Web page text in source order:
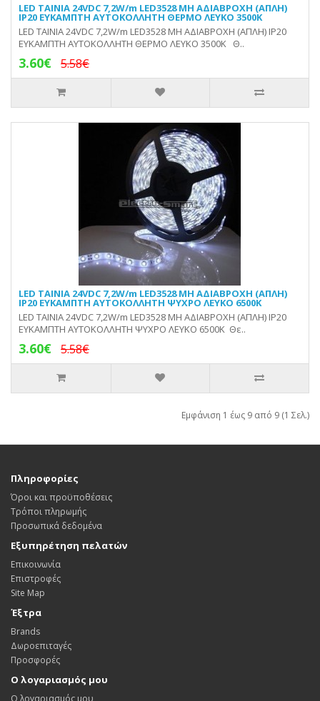
LED ΤΑΙΝΙΑ 24VDC 7,2W/m LED3528 ΜΗ ΑΔΙΑΒΡΟΧH (ΑΠΛH)
IP20 ΕΥΚΑΜΠΤΗ ΑΥΤΟΚΟΛΛΗΤΗ ΘΕΡΜΟ ΛΕΥΚΟ 3500Κ
LED ΤΑΙΝΙΑ 24VDC 7,2W/m LED3528 ΜΗ ΑΔΙΑΒΡΟΧH (ΑΠΛH) IP20
ΕΥΚΑΜΠΤΗ ΑΥΤΟΚΟΛΛΗΤΗ ΘΕΡΜΟ ΛΕΥΚΟ 3500Κ Θ..
3.60€ 5.58€
LED ΤΑΙΝΙΑ 24VDC 7,2W/m LED3528 ΜΗ ΑΔΙΑΒΡΟΧH (ΑΠΛH)
IP20 ΕΥΚΑΜΠΤΗ ΑΥΤΟΚΟΛΛΗΤΗ ΨΥΧΡΟ ΛΕΥΚΟ 6500Κ
LED ΤΑΙΝΙΑ 24VDC 7,2W/m LED3528 ΜΗ ΑΔΙΑΒΡΟΧH (ΑΠΛH) IP20
ΕΥΚΑΜΠΤΗ ΑΥΤΟΚΟΛΛΗΤΗ ΨΥΧΡΟ ΛΕΥΚΟ 6500Κ Θε..
3.60€ 5.58€
Εμφάνιση 1 έως 9 από 9 (1 Σελ.)
Πληροφορίες
Όροι και προϋποθέσεις
Τρόποι πληρωμής
Προσωπικά δεδομένα
Εξυπηρέτηση πελατών
Επικοινωνία
Επιστροφές
Site Map
Έξτρα
Brands
Δωροεπιταγές
Προσφορές
Ο λογαριασμός μου
Ο λογαριασμός μου